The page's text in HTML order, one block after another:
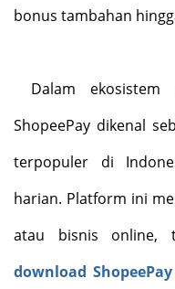
bonus tambahan
Dalam ekosistem
ShopeePay dikenal
terpopuler di
harian. Platform ini
atau bisnis online,
download ShopeePay